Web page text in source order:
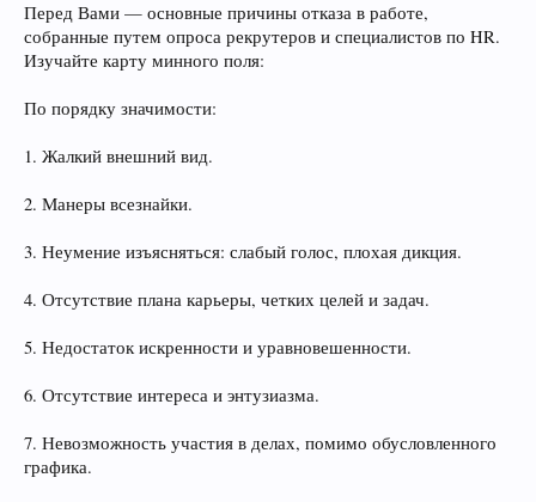
Перед Вами — основные причины отказа в работе,
собранные путем опроса рекрутеров и специалистов по HR.
Изучайте карту минного поля:
По порядку значимости:
1. Жалкий внешний вид.
2. Манеры всезнайки.
3. Неумение изъясняться: слабый голос, плохая дикция.
4. Отсутствие плана карьеры, четких целей и задач.
5. Недостаток искренности и уравновешенности.
6. Отсутствие интереса и энтузиазма.
7. Невозможность участия в делах, помимо обусловленного
графика.